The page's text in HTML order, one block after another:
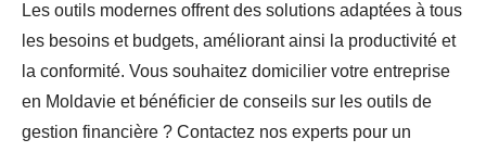
Les outils modernes offrent des solutions adaptées à tous
les besoins et budgets, améliorant ainsi la productivité et
la conformité. Vous souhaitez domicilier votre entreprise
en Moldavie et bénéficier de conseils sur les outils de
gestion financière ? Contactez nos experts pour un